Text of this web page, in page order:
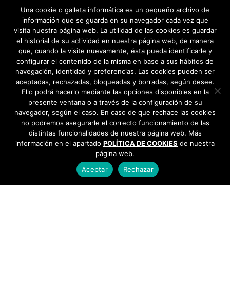
→
Una cookie o galleta informática es un pequeño archivo de
información que se guarda en su navegador cada vez que
visita nuestra página web. La utilidad de las cookies es guardar
el historial de su actividad en nuestra página web, de manera
que, cuando la visite nuevamente, ésta pueda identificarle y
configurar el contenido de la misma en base a sus hábitos de
navegación, identidad y preferencias. Las cookies pueden ser
aceptadas, rechazadas, bloqueadas y borradas, según desee.
Ello podrá hacerlo mediante las opciones disponibles en la
presente ventana o a través de la configuración de su
navegador, según el caso. En caso de que rechace las cookies
no podremos asegurarle el correcto funcionamiento de las
distintas funcionalidades de nuestra página web. Más
información en el apartado POLÍTICA DE COOKIES de nuestra
página web.
Aceptar
Rechazar